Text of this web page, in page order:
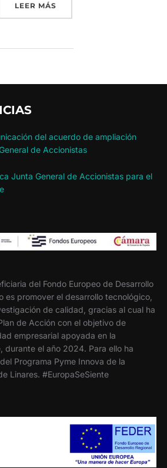
LEER MÁS«INTERÓLEO REFUERZA
del acuerdo de ampliación
de Accionistas
Junta General de Accionistas para el
del Fondo Europeo de Desarrollo
es promover el desarrollo tecnológico,
de calidad, gracias al cual ha
de Acción con el objetivo de
empresarial apoyada en la
durante el año 2024. Para ello ha
Programa Pyme Innova de la
Linares. #EuropaSeSiente